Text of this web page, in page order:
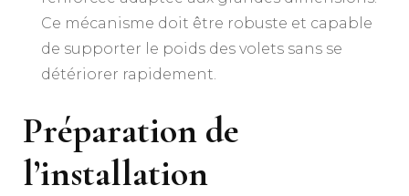
Ce mécanisme doit être robuste et capable
de supporter le poids des volets sans se
détériorer rapidement.
Préparation de
l’installation